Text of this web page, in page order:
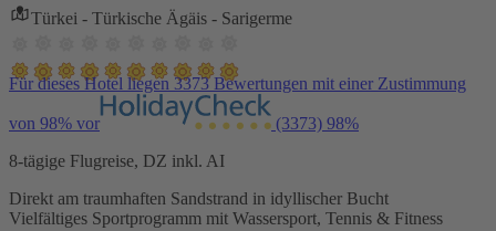
Türkei - Türkische Ägäis - Sarigerme
Für dieses Hotel liegen 3373 Bewertungen mit einer Zustimmung
von 98% vor (3373) 98%
8-tägige Flugreise, DZ inkl. AI
Direkt am traumhaften Sandstrand in idyllischer Bucht
Vielfältiges Sportprogramm mit Wassersport, Tennis & Fitness